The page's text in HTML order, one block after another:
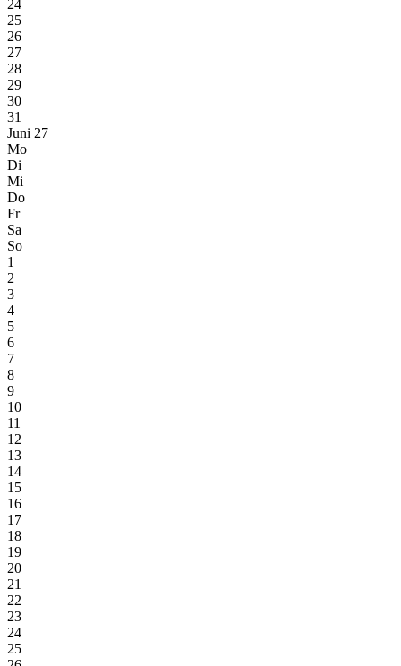
24
25
26
27
28
29
30
31
Juni 27
Mo
Di
Mi
Do
Fr
Sa
So
1
2
3
4
5
6
7
8
9
10
11
12
13
14
15
16
17
18
19
20
21
22
23
24
25